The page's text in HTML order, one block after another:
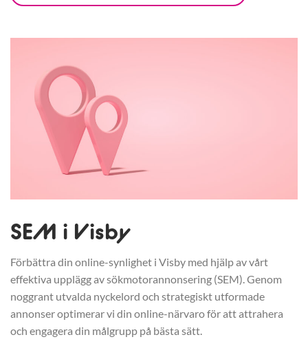
SEM i Visby
Förbättra din online-synlighet i Visby med hjälp av vårt
effektiva upplägg av sökmotorannonsering (SEM). Genom
noggrant utvalda nyckelord och strategiskt utformade
annonser optimerar vi din online-närvaro för att attrahera
och engagera din målgrupp på bästa sätt.